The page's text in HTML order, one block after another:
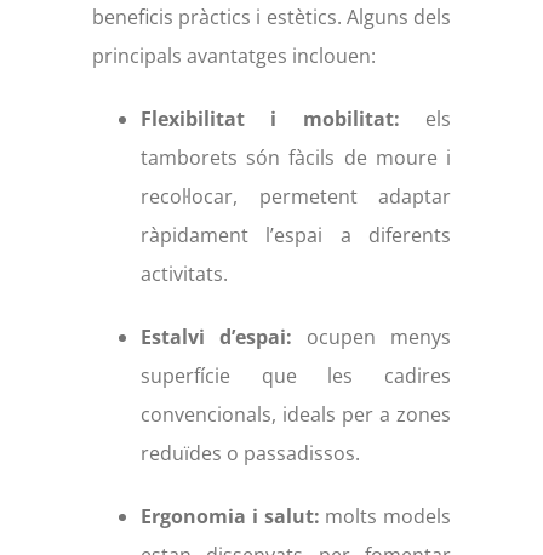
beneficis pràctics i estètics. Alguns dels
principals avantatges inclouen:
Flexibilitat i mobilitat: els
tamborets són fàcils de moure i
recol·locar, permetent adaptar
ràpidament l’espai a diferents
activitats.
Estalvi d’espai: ocupen menys
superfície que les cadires
convencionals, ideals per a zones
reduïdes o passadissos.
Ergonomia i salut: molts models